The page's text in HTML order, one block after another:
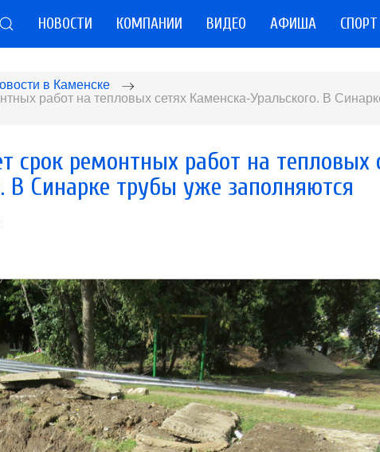
НОВОСТИ КОМПАНИИ ВИДЕО АФИША СПОРТ
в Каменске
работ на тепловых сетях Каменска-Уральского. В
срок ремонтных работ на тепловых
В Синарке трубы уже заполняются